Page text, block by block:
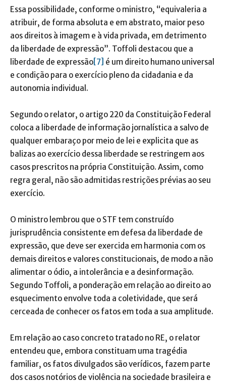
Essa possibilidade, conforme o ministro, “equivaleria a
atribuir, de forma absoluta e em abstrato, maior peso
aos direitos à imagem e à vida privada, em detrimento
da liberdade de expressão”. Toffoli destacou que a
liberdade de expressão [7] é um direito humano universal
e condição para o exercício pleno da cidadania e da
autonomia individual.
Segundo o relator, o artigo 220 da Constituição Federal
coloca a liberdade de informação jornalística a salvo de
qualquer embaraço por meio de lei e explicita que as
balizas ao exercício dessa liberdade se restringem aos
casos prescritos na própria Constituição. Assim, como
regra geral, não são admitidas restrições prévias ao seu
exercício.
O ministro lembrou que o STF tem construído
jurisprudência consistente em defesa da liberdade de
expressão, que deve ser exercida em harmonia com os
demais direitos e valores constitucionais, de modo a não
alimentar o ódio, a intolerância e a desinformação.
Segundo Toffoli, a ponderação em relação ao direito ao
esquecimento envolve toda a coletividade, que será
cerceada de conhecer os fatos em toda a sua amplitude.
Em relação ao caso concreto tratado no RE, o relator
entendeu que, embora constituam uma tragédia
familiar, os fatos divulgados são verídicos, fazem parte
dos casos notórios de violência na sociedade brasileira e